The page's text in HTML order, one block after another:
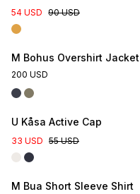
54 USD 90 USD
M Bohus Overshirt Jacket
200 USD
U Kåsa Active Cap
33 USD 55 USD
M Bua Short Sleeve Shirt